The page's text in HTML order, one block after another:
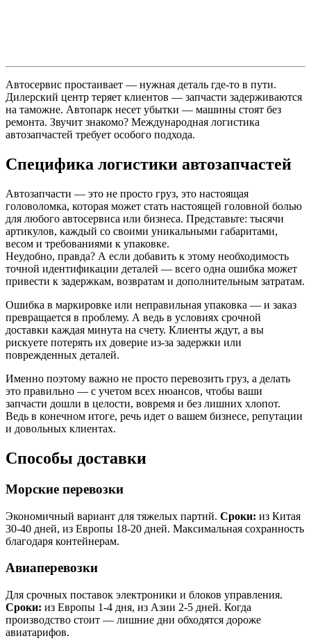
Автосервис простаивает — нужная деталь где-то в пути.
Дилерский центр теряет клиентов — запчасти задерживаются
на таможне. Автопарк несет убытки — машины стоят без
ремонта. Звучит знакомо? Международная логистика
автозапчастей требует особого подхода.
Специфика логистики автозапчастей
Автозапчасти — это не просто груз, это настоящая
головоломка, которая может стать настоящей головной болью
для любого автосервиса или бизнеса. Представьте: тысячи
артикулов, каждый со своими уникальными габаритами,
весом и требованиями к упаковке.
Неудобно, правда? А если добавить к этому необходимость
точной идентификации деталей — всего одна ошибка может
привести к задержкам, возвратам и дополнительным затратам.
Ошибка в маркировке или неправильная упаковка — и заказ
превращается в проблему. А ведь в условиях срочной
доставки каждая минута на счету. Клиенты ждут, а вы
рискуете потерять их доверие из-за задержки или
поврежденных деталей.
Именно поэтому важно не просто перевозить груз, а делать
это правильно — с учетом всех нюансов, чтобы ваши
запчасти дошли в целости, вовремя и без лишних хлопот.
Ведь в конечном итоге, речь идет о вашем бизнесе, репутации
и довольных клиентах.
Способы доставки
Морские перевозки
Экономичный вариант для тяжелых партий. Сроки: из Китая
30-40 дней, из Европы 18-20 дней. Максимальная сохранность
благодаря контейнерам.
Авиаперевозки
Для срочных поставок электроники и блоков управления.
Сроки: из Европы 1-4 дня, из Азии 2-5 дней. Когда
производство стоит — лишние дни обходятся дороже
авиатарифов.